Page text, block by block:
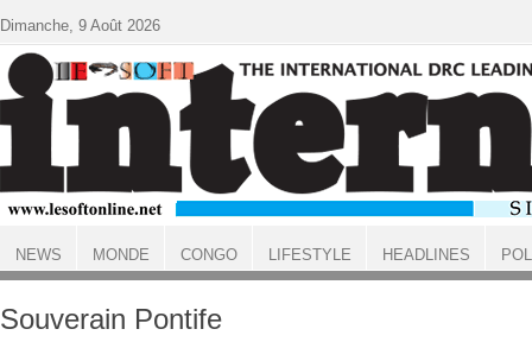
ACCUEIL
Souverain Pontife
Dimanche, 9 Août 2026
NEWS MONDE CONGO LIFESTYLE HEADLINES